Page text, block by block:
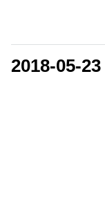
2018-05-23